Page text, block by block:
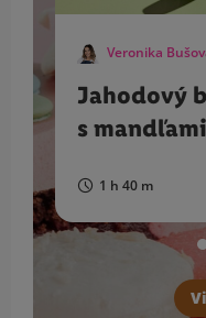
Veronika
Jahodový
s mandľami
1 h 40 m